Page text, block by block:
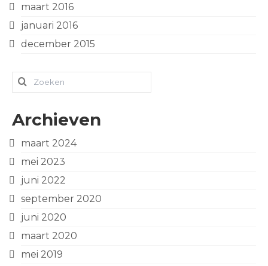
maart 2016
januari 2016
december 2015
Zoeken
naar:
Archieven
maart 2024
mei 2023
juni 2022
september 2020
juni 2020
maart 2020
mei 2019